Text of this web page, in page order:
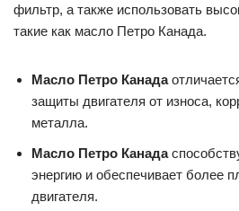
фильтр, а также использовать
такие как масло Петро Канада.
Масло Петро Канада
защиты двигателя от износа,
металла.
Масло Петро Канада
энергию и обеспечивает более
двигателя.